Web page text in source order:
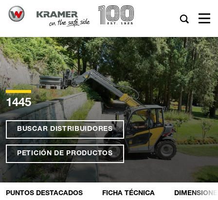
1445
BUSCAR DISTRIBUIDORES
PETICIÓN DE PRODUCTOS
PUNTOS DESTACADOS FICHA TÉCNICA